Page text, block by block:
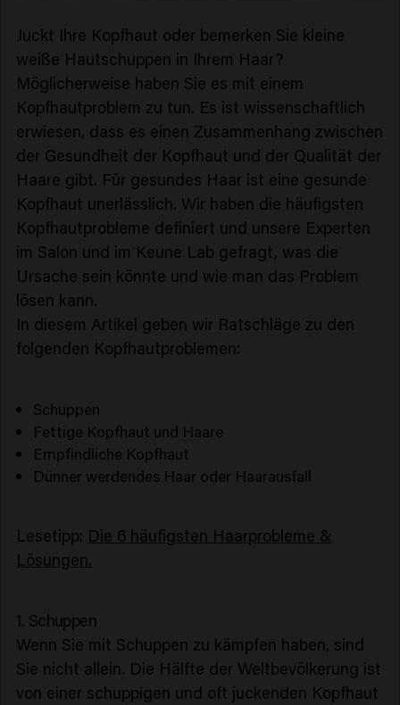
Juckt Ihre Kopfhaut oder bemerken Sie kleine
weiße Hautschuppen in Ihrem Haar?
Möglicherweise haben Sie es mit einem
Kopfhautproblem zu tun. Es ist wissenschaftlich
erwiesen, dass es einen Zusammenhang zwischen
der Gesundheit der Kopfhaut und der Qualität der
Haare gibt. Für gesundes Haar ist eine gesunde
Kopfhaut unerlässlich. Wir haben die häufigsten
Kopfhautprobleme definiert und unsere Experten
im Salon und im Keune Lab gefragt, was die
Ursache sein könnte und wie man das Problem
lösen kann.
In diesem Artikel geben wir Ratschläge zu den
folgenden Kopfhautproblemen:
Schuppen
Fettige Kopfhaut und Haare
Empfindliche Kopfhaut
Dünner werdendes Haar oder Haarausfall
Lesetipp: Die 6 häufigsten Haarprobleme &
Lösungen.
1. Schuppen
Wenn Sie mit Schuppen zu kämpfen haben, sind
Sie nicht allein. Die Hälfte der Weltbevölkerung ist
von einer schuppigen und oft juckenden Kopfhaut